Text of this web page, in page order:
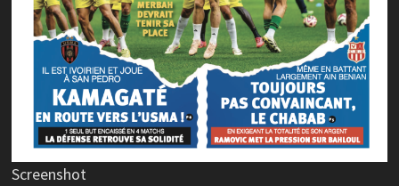
Screenshot